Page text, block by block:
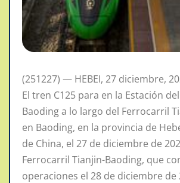
(251227) — HEBEI, 27 diciembre,
El tren C125 para en la Estación
Baoding a lo largo del Ferrocarril
en Baoding, en la provincia de
de China, el 27 de diciembre de
Ferrocarril Tianjin-Baoding, que
operaciones el 28 de diciembre de